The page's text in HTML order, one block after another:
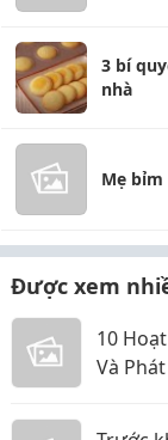
3 bí
nhà
Mẹ
Được xem
10
Và